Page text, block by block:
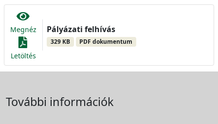
Megnéz
Letöltés
Pályázati felhívás
329 KB PDF dokumentum
További információk